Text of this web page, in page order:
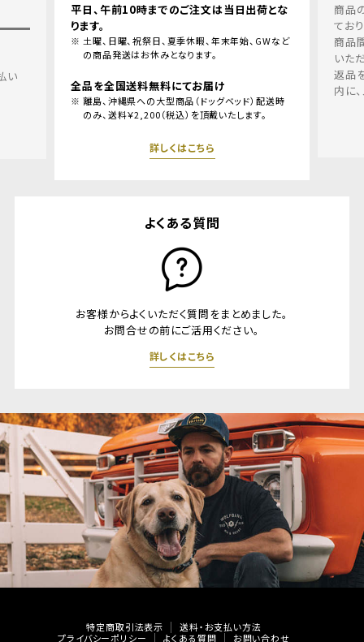
時までのご注文は当日出荷とな
祝祭日、夏季休暇、年末年始、GWなど
お休みとなります。
料無料にてお届け
への大型商品（ドッグベッド）配送時
2,200（税込）を頂戴いたします。
商品の品質、取り扱いについて
ておりますが、万一、お届けした
商品間違えにつきましては、良
いただきます。
返品を希望される場合、商品到
内に、メールリンクよりご連絡く
よくある質問
お客様からよくいただく質問をまとめました。
お問合せの前にご活用ください。
詳しくはこちら
特定商取引法表示
送料・お支払い方法
プライバシーポリシー
よくある質問 お問い合わせ